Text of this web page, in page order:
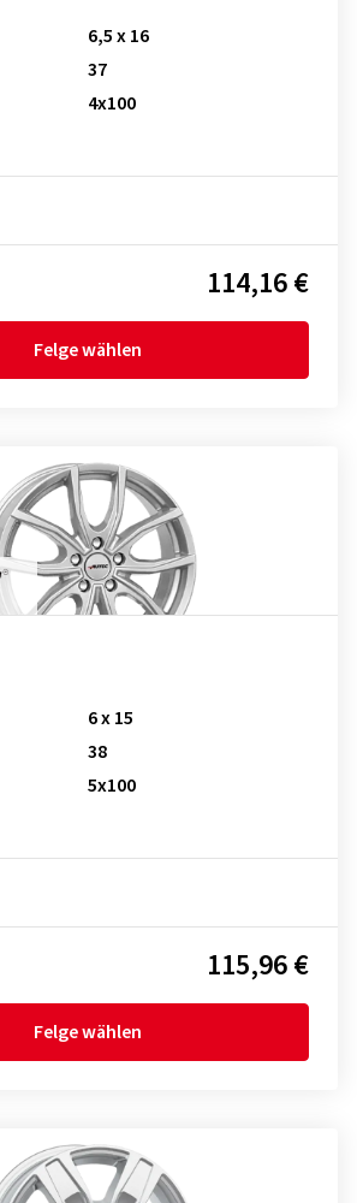
6,5 x 16
37
4x100
114,16 €
Felge wählen
6 x 15
38
5x100
115,96 €
Felge wählen